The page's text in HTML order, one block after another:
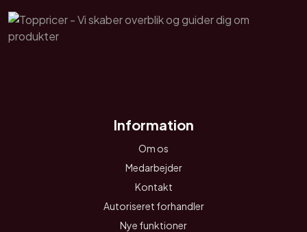
Information
Om os
Medarbejder
Kontakt
Autoriseret forhandler
Nye funktioner